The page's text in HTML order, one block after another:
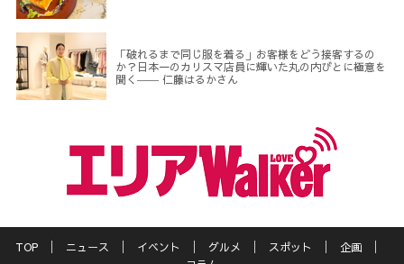
「破れるまで同じ服を着る」お客様をどう接客するの
か？日本一のカリスマ店員に輝いた丸の内びとに極意を
聞く―― 仁藤はるかさん
TOP ニュース イベント グルメ スポット
企画